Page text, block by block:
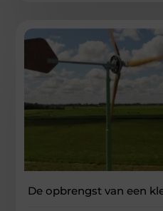
De opbrengst van een